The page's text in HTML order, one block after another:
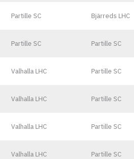
Partille SC Bjärreds LHC
Partille SC Partille SC
Valhalla LHC Partille SC
Valhalla LHC Partille SC
Valhalla LHC Partille SC
Valhalla LHC Partille SC